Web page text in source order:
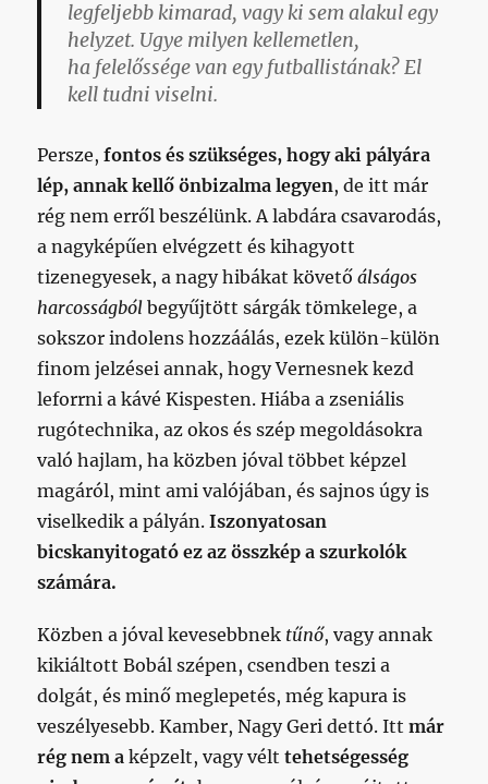
legfeljebb kimarad, vagy ki sem alakul egy
helyzet. Ugye milyen kellemetlen,
ha felelősségevan egy futballistának? El
kell tudni viselni.
Persze, fontos és szükséges, hogy aki pályára
lép, annak kellő önbizalma legyen, de itt már
rég nem erről beszélünk. A labdára csavarodás,
a nagyképűen elvégzett és kihagyott
tizenegyesek, a nagy hibákat követőálságos
harcosságból begyűjtött sárgák tömkelege, a
sokszor indolens hozzáálás, ezek külön-külön
finom jelzései annak, hogy Vernesnek kezd
leforrni a kávé Kispesten. Hiába a zseniális
rugótechnika, az okos és szép megoldásokra
való hajlam, ha közben jóval többet képzel
magáról, mint ami valójában, és sajnos úgy is
viselkedik a pályán.Iszonyatosan
bicskanyitogató ez az összkép a szurkolók
számára.
Közben a jóval kevesebbnek tűnő, vagy annak
kikiáltott Bobál szépen, csendben teszi a
dolgát, és minő meglepetés, még kapura is
veszélyesebb. Kamber, Nagy Geri dettó. Ittmár
rég nem a képzelt, vagy vélttehetségesség